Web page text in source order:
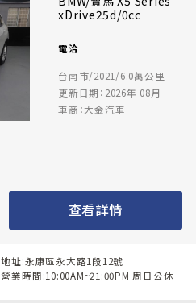
xDrive25d/0cc
電洽
台南市/2021/6.0萬公里
更新日期：2026年 08月
車商：大金汽車
查看詳情
地址:永康區永大路1段12號
營業時間:10:00AM~21:00PM 周日公休